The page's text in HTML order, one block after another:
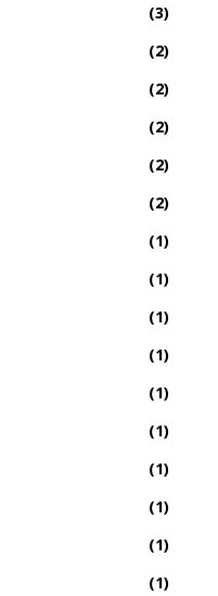
(3)
(2)
(2)
(2)
(2)
(2)
(1)
(1)
(1)
(1)
(1)
(1)
(1)
(1)
(1)
(1)